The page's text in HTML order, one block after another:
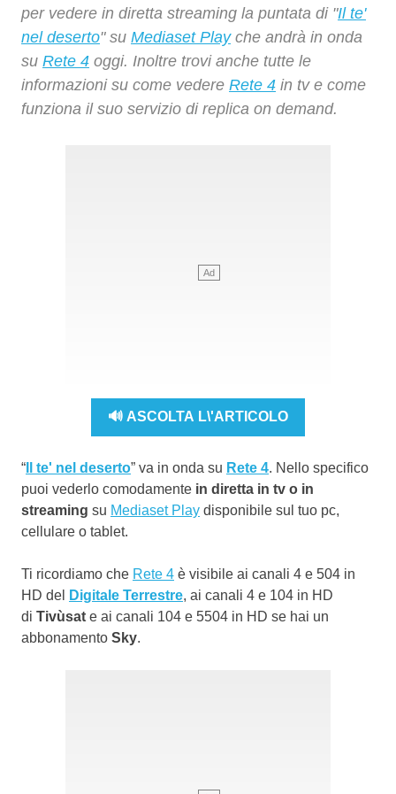
per vedere in diretta streaming la puntata di "Il te'
nel deserto" su Mediaset Playche andrà in onda
su Rete 4 oggi. Inoltre trovi anche tutte le
informazioni su come vedere Rete 4 in tv e come
funziona il suo servizio di replica on demand.
🔊 ASCOLTA L\'ARTICOLO
“ Il te' nel deserto” va in onda su Rete 4. Nello specifico
puoi vederlo comodamente in diretta in tv o in
streaming su Mediaset Play disponibile sul tuo pc,
cellulare o tablet.
Ti ricordiamo che Rete 4 è visibile ai canali 4 e 504 in
HD del
Digitale Terrestre, ai canali 4 e 104 in HD
di Tivùsat e ai canali 104 e 5504 in HD se hai un
abbonamento Sky.